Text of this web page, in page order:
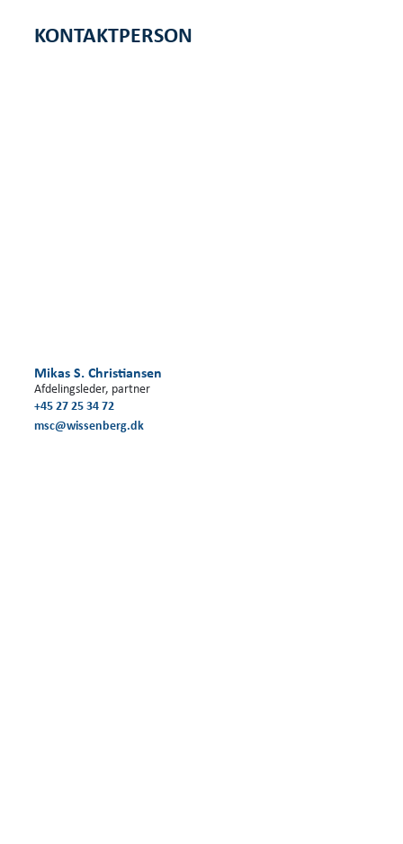
KONTAKTPERSON
Mikas S. Christiansen
Afdelingsleder, partner
+45 27 25 34 72
msc@wissenberg.dk